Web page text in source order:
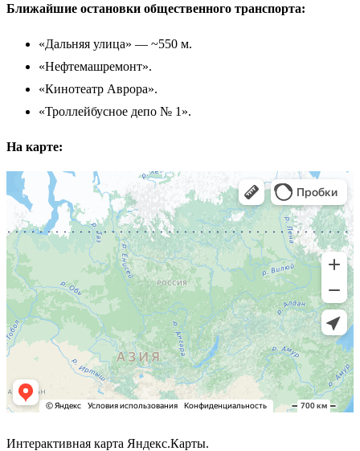
Ближайшие остановки общественного транспорта:
«Дальняя улица» — ~550 м.
«Нефтемашремонт».
«Кинотеатр Аврора».
«Троллейбусное депо № 1».
На карте:
Интерактивная карта Яндекс.Карты.